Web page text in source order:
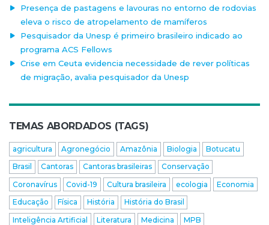
Presença de pastagens e lavouras no entorno de rodovias
eleva o risco de atropelamento de mamíferos
Pesquisador da Unesp é primeiro brasileiro indicado ao
programa ACS Fellows
Crise em Ceuta evidencia necessidade de rever políticas
de migração, avalia pesquisador da Unesp
TEMAS ABORDADOS (TAGS)
agricultura Agronegócio Amazônia Biologia
Botucatu
Brasil
Cantoras Cantoras brasileiras
Conservação
Coronavírus
Covid-19 Cultura brasileira ecologia
Economia
Educação
Física História
História do Brasil
Inteligência Artificial
Literatura Medicina
MPB